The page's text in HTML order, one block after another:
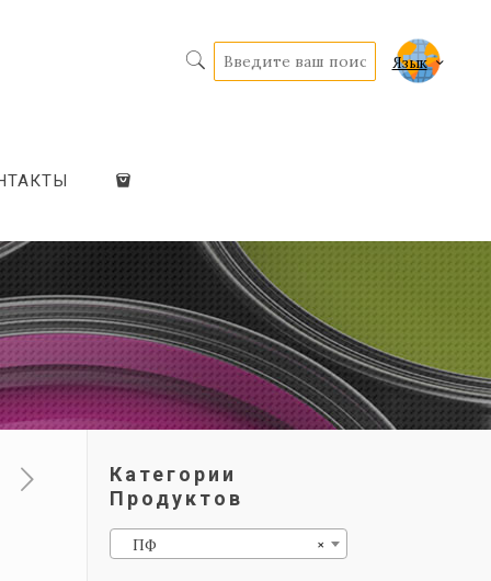
Язык
Категории
Продуктов
×
ПФ